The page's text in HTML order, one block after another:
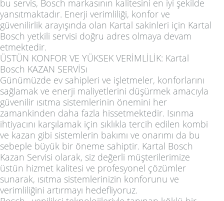
bu servis, Bosch markasının kalitesini en iyi şekilde
yansıtmaktadır. Enerji verimliliği, konfor ve
güvenilirlik arayışında olan Kartal sakinleri için Kartal
Bosch yetkili servisi doğru adres olmaya devam
etmektedir.
ÜSTÜN KONFOR VE YÜKSEK VERİMLİLİK: Kartal
Bosch KAZAN SERVİSı
Günümüzde ev sahipleri ve işletmeler, konforlarını
sağlamak ve enerji maliyetlerini düşürmek amacıyla
güvenilir ısıtma sistemlerinin önemini her
zamankinden daha fazla hissetmektedir. Isınma
ihtiyacını karşılamak için sıklıkla tercih edilen kombi
ve kazan gibi sistemlerin bakımı ve onarımı da bu
sebeple büyük bir öneme sahiptir. Kartal Bosch
Kazan Servisi olarak, siz değerli müşterilerimize
üstün hizmet kalitesi ve profesyonel çözümler
sunarak, ısıtma sistemlerinizin konforunu ve
verimliliğini artırmayı hedefliyoruz.